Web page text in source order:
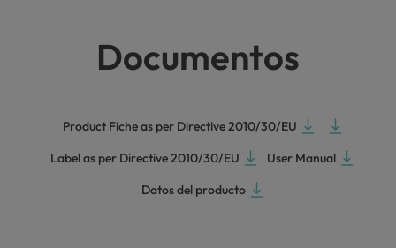
Documentos
Product Fiche as per Directive 2010/30/EU
Label as per Directive 2010/30/EU
User Manual
Datos del producto